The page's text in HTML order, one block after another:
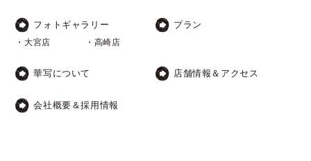
フォトギャラリー
・大宮店 ・高崎店
プラン
華写について 店舗情報＆アクセス
会社概要＆採用情報